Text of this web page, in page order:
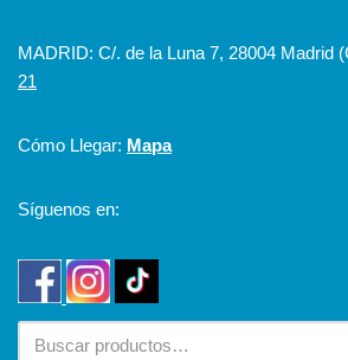
MADRID: C/. de la Luna 7, 28004 Madrid
21
Cómo Llegar: Mapa
Síguenos en: